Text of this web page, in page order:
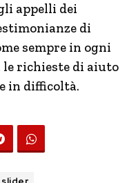
appelli dei
di
sempre in ogni
richieste di aiuto
in difficoltà.